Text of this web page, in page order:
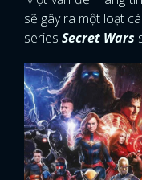
sẽ gây ra một loạt
series Secret Wars